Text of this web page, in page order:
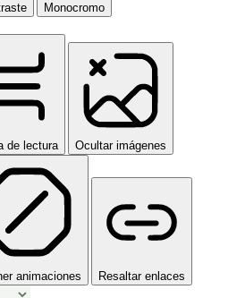
Monocromo
de lectura Ocultar imágenes
animaciones Resaltar enlaces